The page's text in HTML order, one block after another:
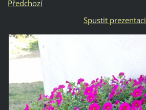
Předchozí
Spustit prezentaci